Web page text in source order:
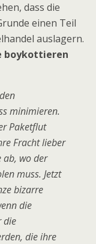
dass die
einen Teil
auslagern.
boykottieren
minimieren.
Paketflut
Fracht lieber
ab, wo der
muss. Jetzt
bizarre
die
die
die ihre